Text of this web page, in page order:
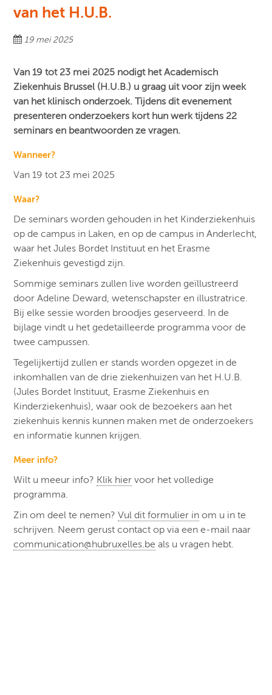
van het H.U.B.
19 mei 2025
Van 19 tot 23 mei 2025 nodigt het Academisch
Ziekenhuis Brussel (H.U.B.) u graag uit voor zijn week
van het klinisch onderzoek. Tijdens dit evenement
presenteren onderzoekers kort hun werk tijdens 22
seminars en beantwoorden ze vragen.
Wanneer?
Van 19 tot 23 mei 2025
Waar?
De seminars worden gehouden in het Kinderziekenhuis
op de campus in Laken, en op de campus in Anderlecht,
waar het Jules Bordet Instituut en het Erasme
Ziekenhuis gevestigd zijn.
Sommige seminars zullen live worden geïllustreerd
door Adeline Deward, wetenschapster en illustratrice.
Bij elke sessie worden broodjes geserveerd. In de
bijlage vindt u het gedetailleerde programma voor de
twee campussen.
Tegelijkertijd zullen er stands worden opgezet in de
inkomhallen van de drie ziekenhuizen van het H.U.B.
(Jules Bordet Instituut, Erasme Ziekenhuis en
Kinderziekenhuis), waar ook de bezoekers aan het
ziekenhuis kennis kunnen maken met de onderzoekers
en informatie kunnen krijgen.
Meer info?
Wilt u meeur info? Klik hier voor het volledige
programma.
Zin om deel te nemen?Vul dit formulier in om u in te
schrijven. Neem gerust contact op via een e-mail naar
communication@hubruxelles.be als u vragen hebt.